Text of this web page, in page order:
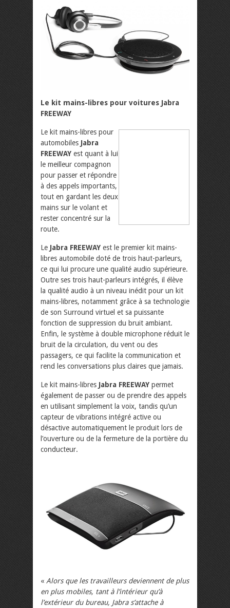
Le kit mains-libres pour voitures Jabra
FREEWAY
Le kit mains-libres pour
automobiles Jabra
FREEWAY est quant à lui
le meilleur compagnon
pour passer et répondre
à des appels importants,
tout en gardant les deux
mains sur le volant et
rester concentré sur la
route.
Le Jabra FREEWAY est le premier kit mains-
libres automobile doté de trois haut-parleurs,
ce qui lui procure une qualité audio supérieure.
Outre ses trois haut-parleurs intégrés, il élève
la qualité audio à un niveau inédit pour un kit
mains-libres, notamment grâce à sa technologie
de son Surround virtuel et sa puissante
fonction de suppression du bruit ambiant.
Enfin, le système à double microphone réduit le
bruit de la circulation, du vent ou des
passagers, ce qui facilite la communication et
rend les conversations plus claires que jamais.
Le kit mains-libres Jabra FREEWAY permet
également de passer ou de prendre des appels
en utilisant simplement la voix, tandis qu’un
capteur de vibrations intégré active ou
désactive automatiquement le produit lors de
l’ouverture ou de la fermeture de la portière du
conducteur.
« Alors que les travailleurs deviennent de plus
en plus mobiles, tant à l’intérieur qu’à
l’extérieur du bureau, Jabra s’attache à